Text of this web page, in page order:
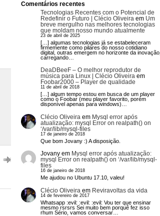
Comentários recentes
Tecnologias Recentes com o Potencial de
Redefinir o Futuro | Clécio Oliveira em Um
breve mergulho nas melhores tecnologias
que moldam nosso mundo atualmente
23 de abril de 2025
[…] algumas tecnologias já se estabeleceram
firmemente como pilares do nosso cotidiano
digital, outras emergem no horizonte da inovação,
carregando…
DeaDBeeF – O melhor reprodutor de
música para Linux | Clécio Oliveira em
Foobar2000 – Player de qualidade
11 de abril de 2018
[…] algum tempo estou em busca de um player
como o Foobar (meu player favorito, porém
disponível apenas para windows)…
Clécio Oliveira em Mysql error após
atualização: mysql Error on realpath() on
‘/var/lib/mysql-files
17 de janeiro de 2018
Que bom Jovany :) A disposição.
Jovany em Mysql error após atualização:
mysql Error on realpath() on ‘/var/lib/mysql-
files
16 de janeiro de 2018
Me ajudou no Ubuntu 17.10, valeu!
Clécio Oliveira em Reviravoltas da vida
14 de fevereiro de 2017
Whatsapp :evil: :evil: :evil: Vou ter que ensinar
mesmo rsrsrs Sei muito bem porquê fez isso
rhum Sério, vamos conversar…